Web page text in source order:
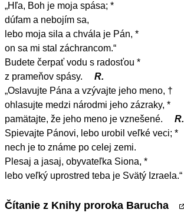
„Hľa, Boh je moja spása; *
dúfam a nebojím sa,
lebo moja sila a chvála je Pán, *
on sa mi stal záchrancom.“
Budete čerpať vodu s radosťou *
z prameňov spásy.
R.
„Oslavujte Pána a vzývajte jeho meno, †
ohlasujte medzi národmi jeho zázraky, *
pamätajte, že jeho meno je vznešené.
R.
Spievajte Pánovi, lebo urobil veľké veci; *
nech je to známe po celej zemi.
Plesaj a jasaj, obyvateľka Siona, *
lebo veľký uprostred teba je Svätý Izraela.“
Čítanie z Knihy proroka Barucha